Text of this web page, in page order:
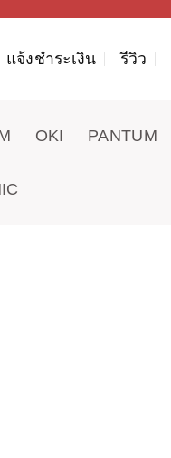
แจ้งชำระเงิน รีวิว
OKI PANTUM